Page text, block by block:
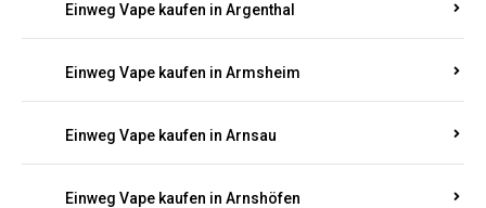
Einweg Vape kaufen in Argenthal
Einweg Vape kaufen in Armsheim
Einweg Vape kaufen in Arnsau
Einweg Vape kaufen in Arnshöfen